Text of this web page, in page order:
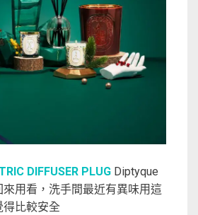
DIFFUSER PLUG Diptyque
用看，洗手間最近有異味用這
比較安全